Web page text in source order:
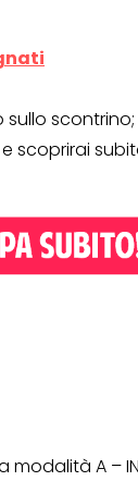
scontrino;
scoprirai
A –